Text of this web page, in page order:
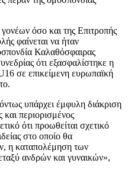
όσο και της Επιτροπής
φαίνεται να ήταν
Καλαθόσφαιρας
ότι εξασφαλίστηκε η
σε επικείμενη ευρωπαϊκή
υπάρχει έμφυλη διάκριση
περιορισμένος
ότι προωθείται σχετικό
στο οποίο θα
η καταπολέμηση των
ανδρών και γυναικών»,